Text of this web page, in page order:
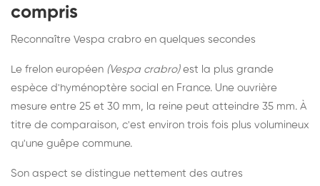
compris
Reconnaître Vespa crabro en quelques secondes
Le frelon européen (Vespa crabro)est la plus grande
espèce d'hyménoptère social en France. Une ouvrière
mesure entre 25 et 30 mm, la reine peut atteindre 35 mm. À
titre de comparaison, c'est environ trois fois plus volumineux
qu'une guêpe commune.
Son aspect se distingue nettement des autres